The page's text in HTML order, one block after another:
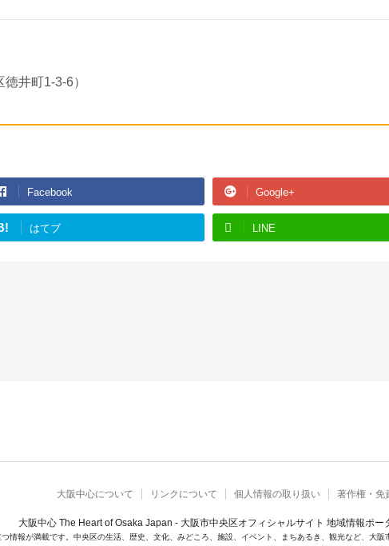
井町1-3-6）
Facebook Google+
はてブ LINE
大阪中心について リンクについて 個人情報の取り扱い 著作権・免
大阪中心 The Heart of Osaka Japan - 大阪市中央区オフィシャルサイト 地域情報ポー
情報が満載です。中央区の生活、歴史、文化、みどころ、施設、イベント、まちあるき、観光など、大阪